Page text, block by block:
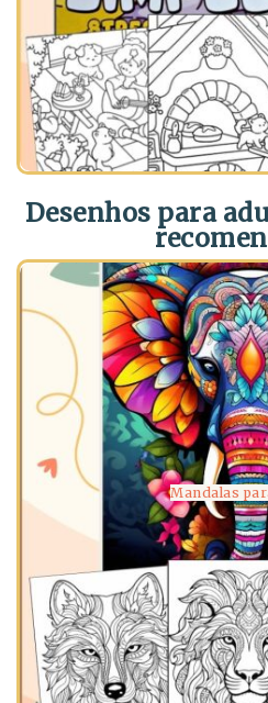
Desenhos para
Mandalas